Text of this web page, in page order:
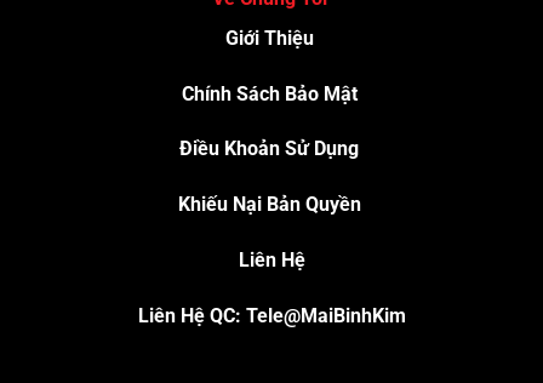
Giới Thiệu
Chính Sách Bảo Mật
Điều Khoản Sử Dụng
Khiếu Nại Bản Quyền
Liên Hệ
Liên Hệ QC: Tele@MaiBinhKim